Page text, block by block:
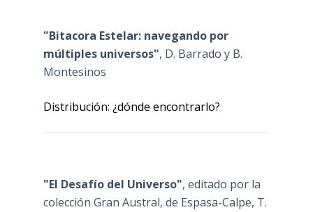
"Bitacora Estelar: navegando por
múltiples universos", D. Barrado y B.
Montesinos
Distribución: ¿dónde encontrarlo?
"El Desafío del Universo", editado por la
colección Gran Austral, de Espasa-Calpe, T.